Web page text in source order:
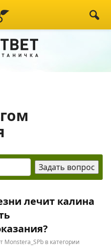
лечит калина
Monstera_SPb в категории